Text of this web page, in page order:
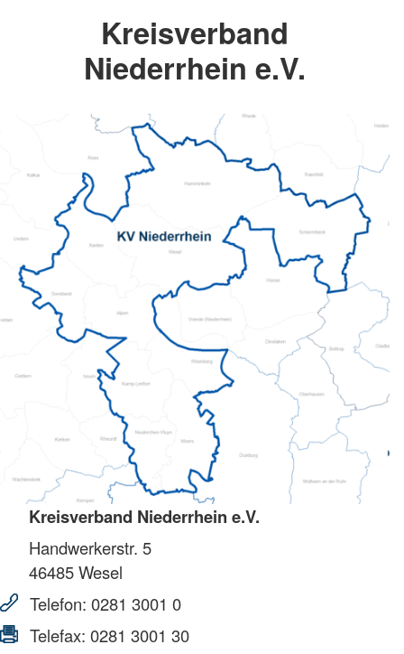
Kreisverband
Niederrhein e.V.
Kreisverband Niederrhein e.V.
Handwerkerstr. 5
46485Wesel
Telefon: 0281 3001 0
Telefax: 0281 3001 30